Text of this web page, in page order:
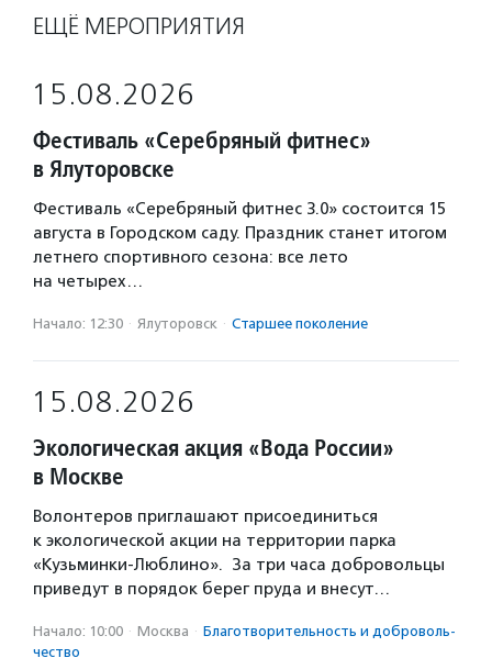
ЕЩЁ МЕРОПРИЯТИЯ
15.08.2026
Фестиваль «Серебряный фитнес»
в Ялуторовске
Фестиваль «Серебряный фитнес 3.0» состоится 15
августа в Городском саду. Праздник станет итогом
летнего спортивного сезона: все лето
на четырех…
Начало: 12:30 · Ялуторовск · Старшее поколение
15.08.2026
Экологическая акция «Вода России»
в Москве
Волонтеров приглашают присоединиться
к экологической акции на территории парка
«Кузьминки-Люблино». За три часа добровольцы
приведут в порядок берег пруда и внесут…
Начало: 10:00 · Москва · Благотвори­тель­ность и доброволь­
чест­во